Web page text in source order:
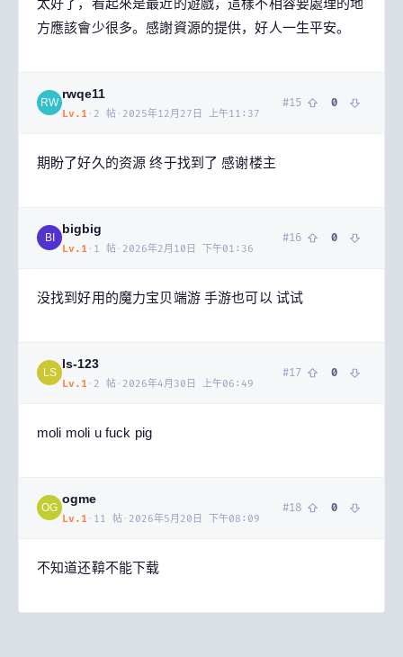
方應該會少很多。感謝資源的提供，好人一生平安。
RW
rwqe11
Lv. 1 · 2 帖 · 2025年12月27日 上午11:37
#15 0
期盼了好久的资源 终于找到了 感谢楼主
BI
bigbig
Lv. 1 · 1 帖 · 2026年2月10日 下午01:36
#16 0
没找到好用的魔力宝贝端游 手游也可以 试试
LS
ls-123
Lv. 1 · 2 帖 · 2026年4月30日 上午06:49
#17 0
moli moli u fuck pig
OG
ogme
Lv. 1 · 11 帖 · 2026年5月20日 下午08:09
#18 0
不知道还鞥不能下载